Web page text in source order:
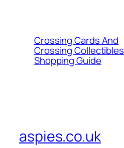
Crossing Cards And
Crossing Collectibles
Shopping Guide
aspies.co.uk